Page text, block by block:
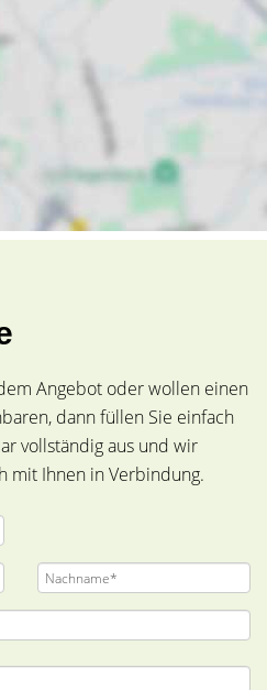
Angebot oder wollen einen
dann füllen Sie einfach
vollständig aus und wir
mit Ihnen in Verbindung.